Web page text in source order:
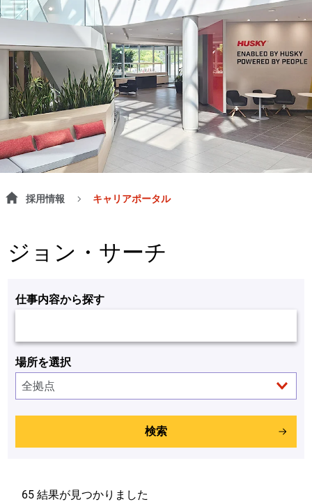
採用情報 キャリアポータル
ジョン・サーチ
仕事内容から探す
場所を選択
検索
65 結果が見つかりました